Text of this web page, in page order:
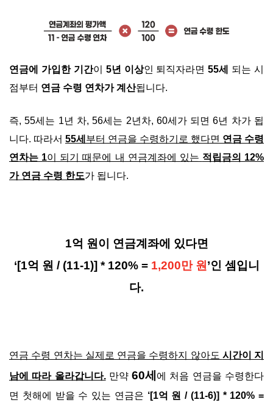
연금에 가입한 기간이 5년 이상인 퇴직자라면55세
되는 시
점부터 연금 수령 연차가 계산됩니다.
즉, 55세는 1년 차, 56세는 2년차, 60세가 되면 6년 차가 됩
니다. 따라서 55세 부터 연금을 수령하기로 했다면 연금 수령
연차는 1이 되기 때문에 내 연금계좌에 있는 적립금의 12%
가 연금 수령 한도가 됩니다.
1억 원이 연금계좌에 있다면
‘[1억 원 / (11-1)] * 120% = 1,200만 원 ’인 셈입니
다.
연금 수령 연차는 실제로 연금을 수령하지 않아도 시간이 지
남에 따라 올라갑니다.만약60세 에 처음 연금을 수령한다
면 첫해에 받을 수 있는 연금은 ‘[1억 원 / (11-6)] * 120% =